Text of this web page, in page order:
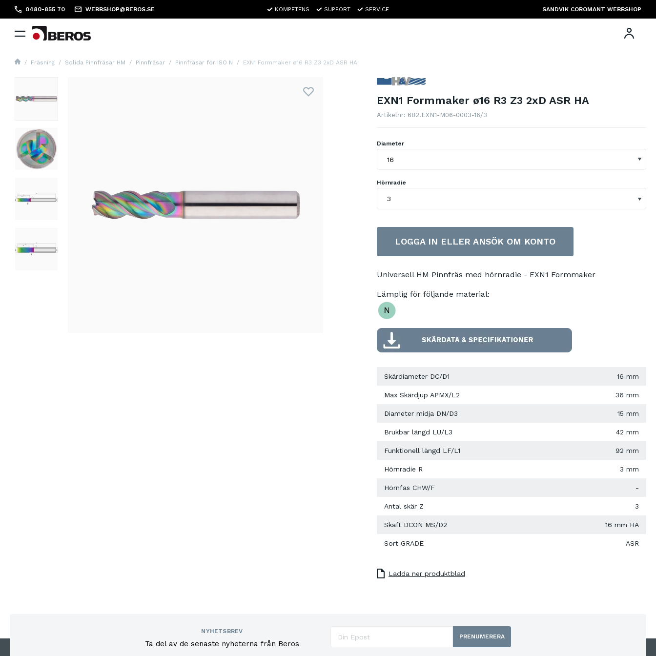
0480-855 70 WEBBSHOP@BEROS.SE SANDVIK COROMANT WEBBSHOP
KOMPETENS SUPPORT SERVICE
Fräsning Solida Pinnfräsar HM Pinnfräsar Pinnfräsar för ISO N EXN1 Formmaker ø16 R3 Z3 2xD ASR HA
EXN1 Formmaker ø16 R3 Z3 2xD ASR HA
Artikelnr: 682.EXN1-M06-0003-16/3
Diameter
Hörnradie
LOGGA IN ELLER ANSÖK OM KONTO
Universell HM Pinnfräs med hörnradie - EXN1 Formmaker
Lämplig för följande material:
Skärdiameter DC/D1 16 mm
Max Skärdjup APMX/L2 36 mm
Diameter midja DN/D3 15 mm
Brukbar längd LU/L3 42 mm
Funktionell längd LF/L1 92 mm
Hörnradie R 3 mm
Hörnfas CHW/F -
Antal skär Z 3
Skaft DCON MS/D2 16 mm HA
Sort GRADE ASR
Ladda ner produktblad
NYHETSBREV
Ta del av de senaste nyheterna från Beros
PRENUMERERA